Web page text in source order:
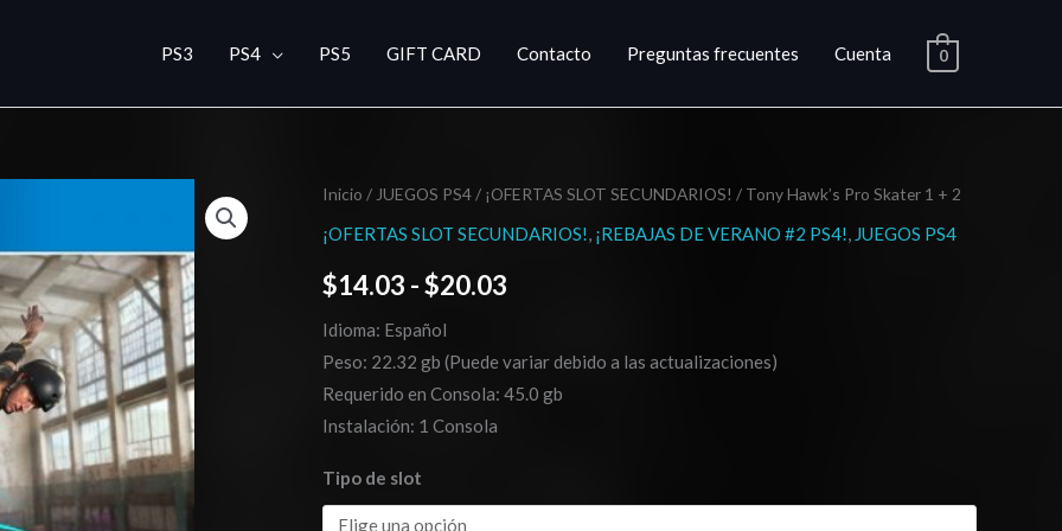
PS3 PS4 PS5 GIFT CARD Contacto Preguntas frecuentes Cuenta 0
Inicio / JUEGOS PS4/ ¡OFERTAS SLOT SECUNDARIOS! / Tony Hawk’s Pro Skater 1 + 2
¡OFERTAS SLOT SECUNDARIOS!, ¡REBAJAS DE VERANO #2 PS4!, JUEGOS PS4
$14.03 -$20.03
Rango
de
desde
$14.03
Idioma: Español
Peso: 22.32 gb (Puede variar debido a las actualizaciones)
Requerido en Consola: 45.0 gb
Instalación: 1 Consola
Tipo de slot
Tony
Hawk's
Skater
1
+
2
cantidad